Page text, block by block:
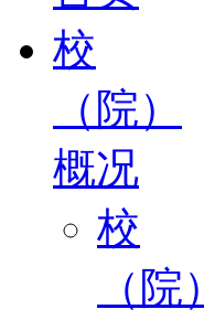
校
（院）
概况
校
（院）